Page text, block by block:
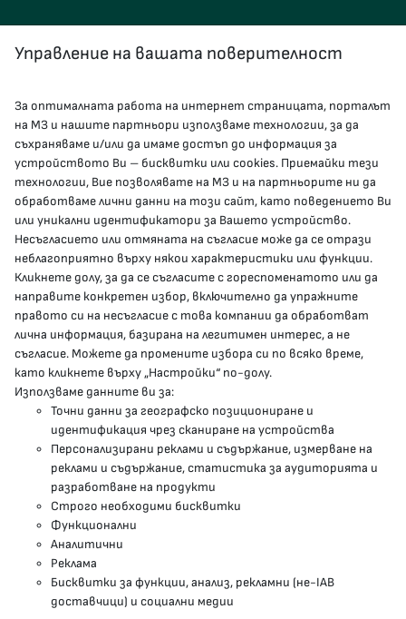
КОНТАКТИ
гр.София, 1000, пл. „Света Неделя“ №5
delovodstvo@mh.government.bg
presscenter@mh.government.bg
МЗ В СОЦИАЛНИТЕ МРЕЖИ
Facebook страница
Instragram профил
YouTube канал
Threads профил
Карта на сайта
Бисквитки
Условия за използване
Управление на вашата поверителност
За оптималната работа на интернет страницата, порталът
на МЗ и нашите партньори използваме технологии, за да
съхраняваме и/или да имаме достъп до информация за
устройството Ви – бисквитки или cookies. Приемайки тези
технологии, Вие позволявате на МЗ и на партньорите ни да
обработваме лични данни на този сайт, като поведението Ви
или уникални идентификатори за Вашето устройство.
Несъгласието или отмяната на съгласие може да се отрази
неблагоприятно върху някои характеристики или функции.
Кликнете долу, за да се съгласите с гореспоменатото или да
направите конкретен избор, включително да упражните
правото си на несъгласие с това компании да обработват
лична информация, базирана на легитимен интерес, а не
съгласие. Можете да промените избора си по всяко време,
като кликнете върху „Настройки“ по-долу.
Използваме данните ви за:
Точни данни за географско позициониране и
идентификация чрез сканиране на устройства
Персонализирани реклами и съдържание, измерване на
реклами и съдържание, статистика за аудиторията и
разработване на продукти
Строго необходими бисквитки
Функционални
Аналитични
Реклама
Бисквитки за функции, анализ, рекламни (не-IAB
доставчици) и социални медии